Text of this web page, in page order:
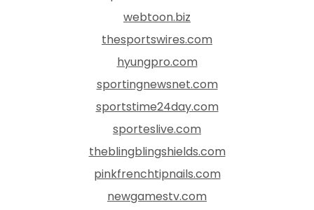
webtoon.biz
thesportswires.com
hyungpro.com
sportingnewsnet.com
sportstime24day.com
sporteslive.com
theblingblingshields.com
pinkfrenchtipnails.com
newgamestv.com